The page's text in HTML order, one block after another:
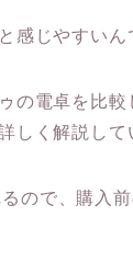
感じやすいん
の電卓を比
しく解説して
ので、購入